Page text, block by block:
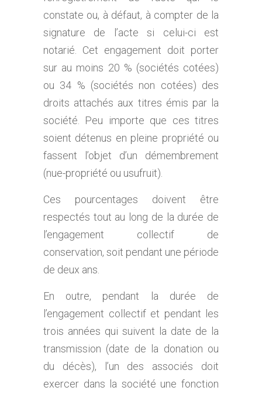
constate ou, à défaut, à compter de la
signature de l’acte si celui-ci est
notarié. Cet engagement doit porter
sur au moins 20 % (sociétés cotées)
ou 34 % (sociétés non cotées) des
droits attachés aux titres émis par la
société. Peu importe que ces titres
soient détenus en pleine propriété ou
fassent l’objet d’un démembrement
(nue-propriété ou usufruit).
Ces pourcentages doivent être
respectés tout au long de la durée de
l’engagement collectif de
conservation, soit pendant une période
de deux ans.
En outre, pendant la durée de
l’engagement collectif et pendant les
trois années qui suivent la date de la
transmission (date de la donation ou
du décès), l’un des associés doit
exercer dans la société une fonction